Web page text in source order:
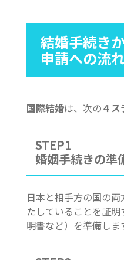
結婚手続き
申請への流
国際結婚は、次の４
STEP1
婚姻手続きの準
日本と相手方の国の
たしていることを証
明書など）を準備しま